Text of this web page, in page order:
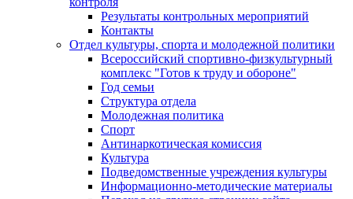
Результаты контрольных мероприятий
Контакты
Отдел культуры, спорта и молодежной политики
Всероссийский спортивно-физкультурный
комплекс "Готов к труду и обороне"
Год семьи
Структура отдела
Молодежная политика
Спорт
Антинаркотическая комиссия
Культура
Подведомственные учреждения культуры
Информационно-методические материалы